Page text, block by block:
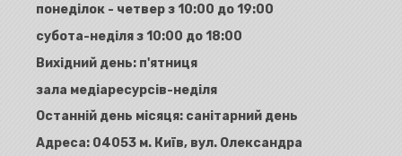
понеділок - четвер з 10:00 до 19:00
субота-неділя з 10:00 до 18:00
Вихідний день: п'ятниця
зала медіаресурсів-неділя
Останній день місяця: санітарний день
Адреса: 04053 м. Київ, вул. Олександра